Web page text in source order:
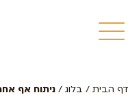
דף הבית / בלוג / ניתוח אף